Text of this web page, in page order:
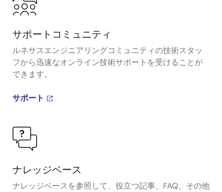
サポートコミュニティ
ルネサスエンジニアリングコミュニティの技術スタッ
フから迅速なオンライン技術サポートを受けることが
できます。
サポート
ナレッジベース
ナレッジベースを参照して、役立つ記事、FAQ、その他